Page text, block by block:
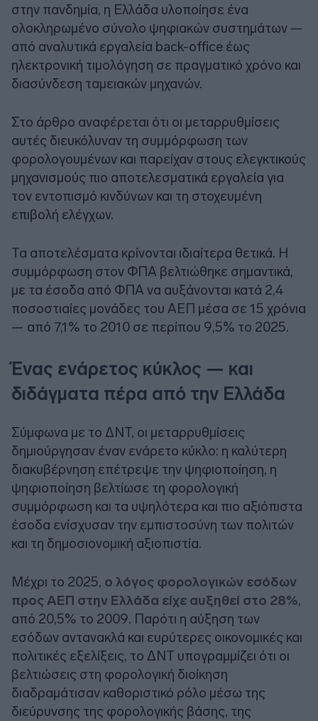
στην πανδημία, η Ελλάδα υλοποίησε ένα
ολοκληρωμένο σύνολο ψηφιακών συστημάτων —
από αναλυτικά εργαλεία back-office έως
ηλεκτρονική τιμολόγηση σε πραγματικό χρόνο και
διασύνδεση ταμειακών μηχανών.
Στο άρθρο αναφέρεται ότι οι μεταρρυθμίσεις
αυτές διευκόλυναν τη συμμόρφωση των
φορολογουμένων και παρείχαν στους ελεγκτικούς
μηχανισμούς πιο αποτελεσματικά εργαλεία για
τον εντοπισμό κινδύνων και τη στοχευμένη
επιβολή ελέγχων.
Τα αποτελέσματα κρίνονται ιδιαίτερα θετικά. Η
συμμόρφωση στον ΦΠΑ βελτιώθηκε σημαντικά,
με τα έσοδα από ΦΠΑ να αυξάνονται κατά 2,4
ποσοστιαίες μονάδες του ΑΕΠ μέσα σε 15 χρόνια
— από 7,1% το 2010 σε περίπου 9,5% το 2025.
Ένας ενάρετος κύκλος — και
διδάγματα πέρα από την Ελλάδα
Σύμφωνα με το ΔΝΤ, οι μεταρρυθμίσεις
δημιούργησαν έναν ενάρετο κύκλο: η καλύτερη
διακυβέρνηση επέτρεψε την ψηφιοποίηση, η
ψηφιοποίηση βελτίωσε τη φορολογική
συμμόρφωση και τα υψηλότερα και πιο αξιόπιστα
έσοδα ενίσχυσαν την εμπιστοσύνη των πολιτών
και τη δημοσιονομική αξιοπιστία.
Μέχρι το 2025, ο λόγος φορολογικών εσόδων
προς ΑΕΠ στην Ελλάδα είχε αυξηθεί στο 28%,
από 20,5% το 2009. Παρότι η αύξηση των
εσόδων αντανακλά και ευρύτερες οικονομικές και
πολιτικές εξελίξεις, το ΔΝΤ υπογραμμίζει ότι οι
βελτιώσεις στη φορολογική διοίκηση
διαδραμάτισαν καθοριστικό ρόλο μέσω της
διεύρυνσης της φορολογικής βάσης, της